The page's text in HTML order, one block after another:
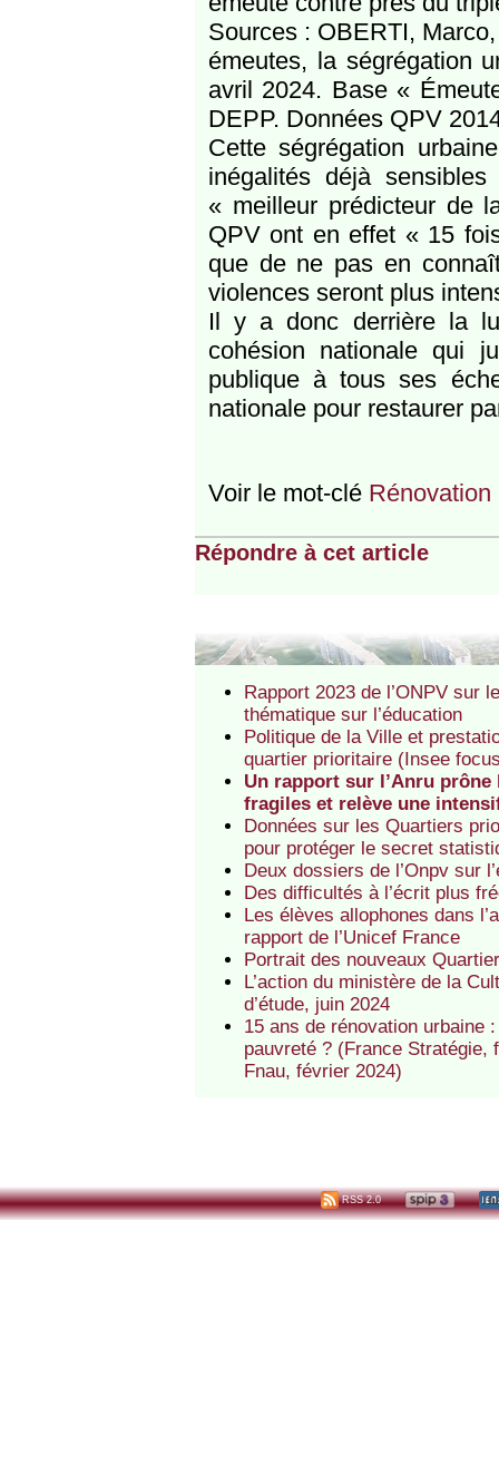
Sources : OBERTI,
émeutes, la ségrégation
avril 2024. Base «
DEPP. Données QPV
Cette ségrégation
inégalités déjà
« meilleur prédicteur de
QPV ont en effet « 15
que de ne pas en
violences seront plus
Il y a donc derrière la
cohésion nationale qui
publique à tous ses
nationale pour restaurer
Voir le mot-clé Rénovation
Répondre à cet article
Rapport 2023 de l’ONPV sur
thématique sur l’éducation
Politique de la Ville et
quartier prioritaire (Insee
Un rapport sur l’Anru prône
fragiles et relève une
Données sur les Quartiers
pour protéger le secret
Deux dossiers de l’Onpv sur
Des difficultés à l’écrit plus
Les élèves allophones dans
rapport de l’Unicef France
Portrait des nouveaux
L’action du ministère de la
d’étude, juin 2024
15 ans de rénovation urbaine
pauvreté ? (France
Fnau, février 2024)
RSS 2.0